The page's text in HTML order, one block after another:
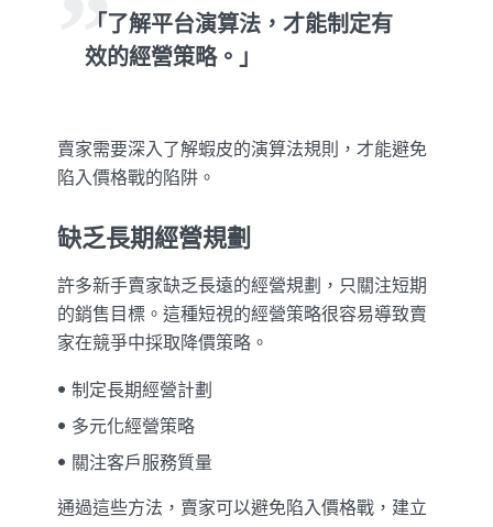
「了解平台演算法，才能制定有
效的經營策略。」
賣家需要深入了解蝦皮的演算法規則，才能避免
陷入價格戰的陷阱。
缺乏長期經營規劃
許多新手賣家缺乏長遠的經營規劃，只關注短期
的銷售目標。這種短視的經營策略很容易導致賣
家在競爭中採取降價策略。
制定長期經營計劃
多元化經營策略
關注客戶服務質量
通過這些方法，賣家可以避免陷入價格戰，建立